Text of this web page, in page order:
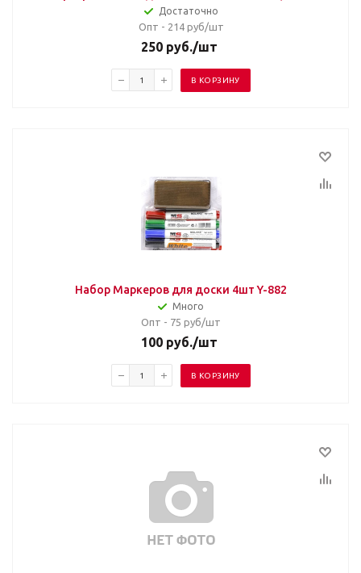
Достаточно
Опт - 214 руб/шт
250 руб./шт
В КОРЗИНУ
Набор Маркеров для доски 4шт Y-882
Много
Опт - 75 руб/шт
100 руб./шт
В КОРЗИНУ